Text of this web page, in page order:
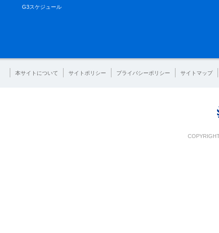
G3スケジュール
本サイトについて サイトポリシー プライバシーポリシー サイトマップ